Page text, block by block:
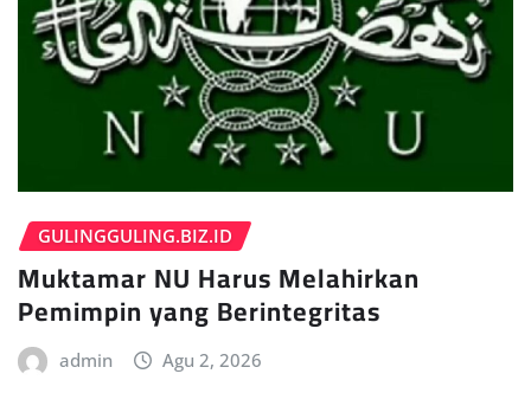
GULINGGULING.BIZ.ID
Muktamar NU Harus Melahirkan
Pemimpin yang Berintegritas
admin Agu 2, 2026